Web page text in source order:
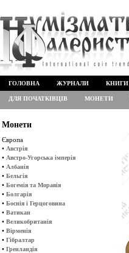
ГОЛОВНА ЖУРНАЛИ КНИГИ
ДЛЯ ПОЧАТКІВЦІВ МОНЕТИ
Монети
Європа
• Австрія
• Австро-Угорська імперія
• Албанія
• Бельгія
• Богемія та Моравія
• Болгарія
• Боснія і Герцоговина
• Ватикан
• Великобританія
• Вірменія
• Гібралтар
• Гренландія